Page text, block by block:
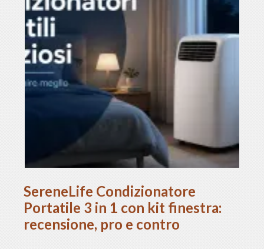
SereneLife Condizionatore
Portatile 3 in 1 con kit finestra:
recensione, pro e contro